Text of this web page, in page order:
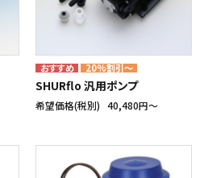
20%割引～
SHURflo 汎用ポンプ
希望価格(税別) 40,480円〜